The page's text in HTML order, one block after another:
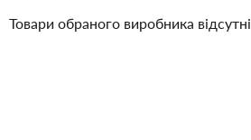
Товари обраного виробника відсутні